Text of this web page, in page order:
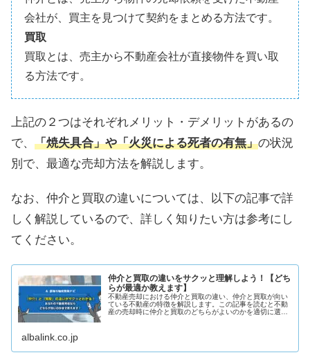
会社が、買主を見つけて契約をまとめる方法です。
買取
買取とは、売主から不動産会社が直接物件を買い取
る方法です。
上記の２つはそれぞれメリット・デメリットがあるの
で、 「焼失具合」や「火災による死者の有無」の状況
別で、最適な売却方法を解説します。
なお、仲介と買取の違いについては、以下の記事で詳
しく解説しているので、詳しく知りたい方は参考にし
てください。
仲介と買取の違いをサクッと理解しよう！【どち
らが最適か教えます】
不動産売却における仲介と買取の違い、仲介と買取が向い
ている不動産の特徴を解説します。この記事を読むと不動
産の売却時に仲介と買取のどちらがよいのかを適切に選択
albalink.co.jp